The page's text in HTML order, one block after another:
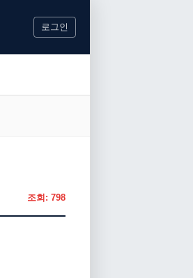
로그인
조회: 798